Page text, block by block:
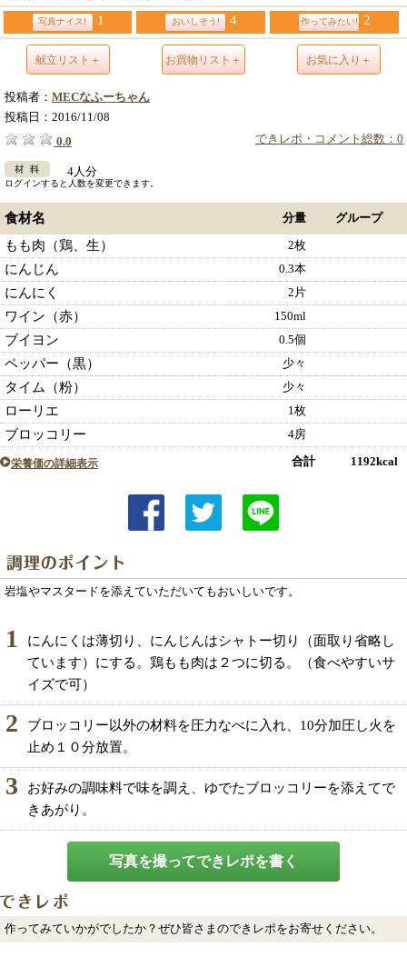
写真ナイス! 1 おいしそう! 4 作ってみたい! 2
献立リスト＋ お買物リスト＋ お気に入り＋
投稿者： MECなふーちゃん
投稿日： 2016/11/08
できレポ・コメント総数：0
0.0
4人分
ログインすると人数を変更できます。
食材名 分量 グループ
もも肉（鶏、生） 2枚
にんじん 0.3本
にんにく 2片
ワイン（赤） 150ml
ブイヨン 0.5個
ペッパー（黒） 少々
タイム（粉） 少々
ローリエ 1枚
ブロッコリー 4房
栄養価の詳細表示 合計 1192kcal
岩塩やマスタードを添えていただいてもおいしいです。
1
にんにくは薄切り、にんじんはシャトー切り（面取り省略し
ています）にする。鶏もも肉は２つに切る。（食べやすいサ
イズで可）
2
ブロッコリー以外の材料を圧力なべに入れ、10分加圧し火を
止め１０分放置。
3
お好みの調味料で味を調え、ゆでたブロッコリーを添えてで
きあがり。
写真を撮ってできレポを書く
作ってみていかがでしたか？ぜひ皆さまのできレポをお寄せください。